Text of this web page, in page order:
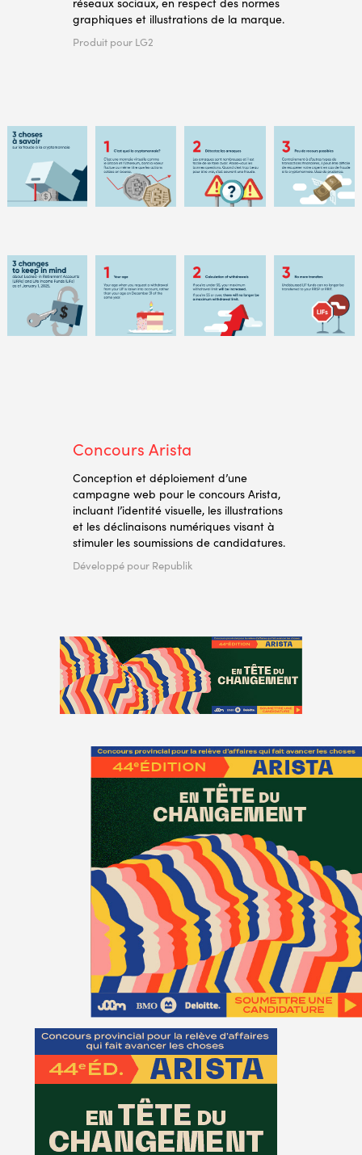
graphiques et illustrations de la marque.
Produit pour LG2
Concours Arista
Conception et déploiement d’une
campagne web pour le concours Arista,
incluant l’identité visuelle, les illustrations
et les déclinaisons numériques visant à
stimuler les soumissions de candidatures.
Développé pour Republik